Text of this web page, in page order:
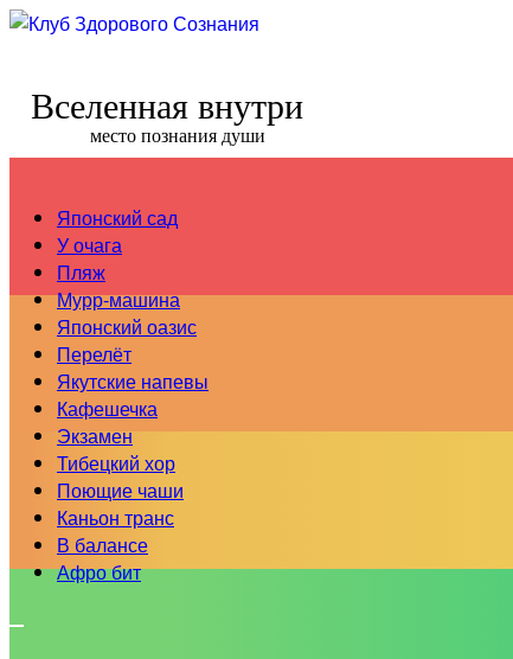
Вселенная внутри
место познания души
Японский сад
У очага
Пляж
Мурр-машина
Японский оазис
Перелёт
Якутские напевы
Кафешечка
Экзамен
Тибецкий хор
Поющие чаши
Каньон транс
В балансе
Афро бит